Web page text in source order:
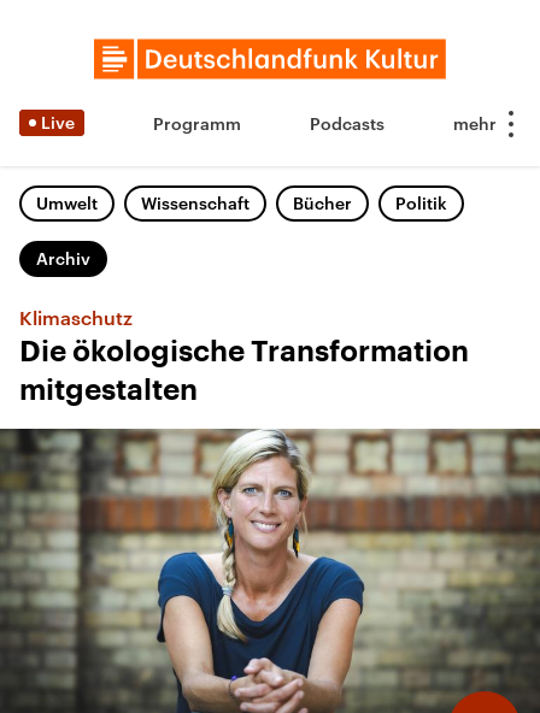
Live Programm Podcasts
Umwelt Wissenschaft Bücher Politik
Archiv
Klimaschutz
Die ökologische Transformation
mitgestalten